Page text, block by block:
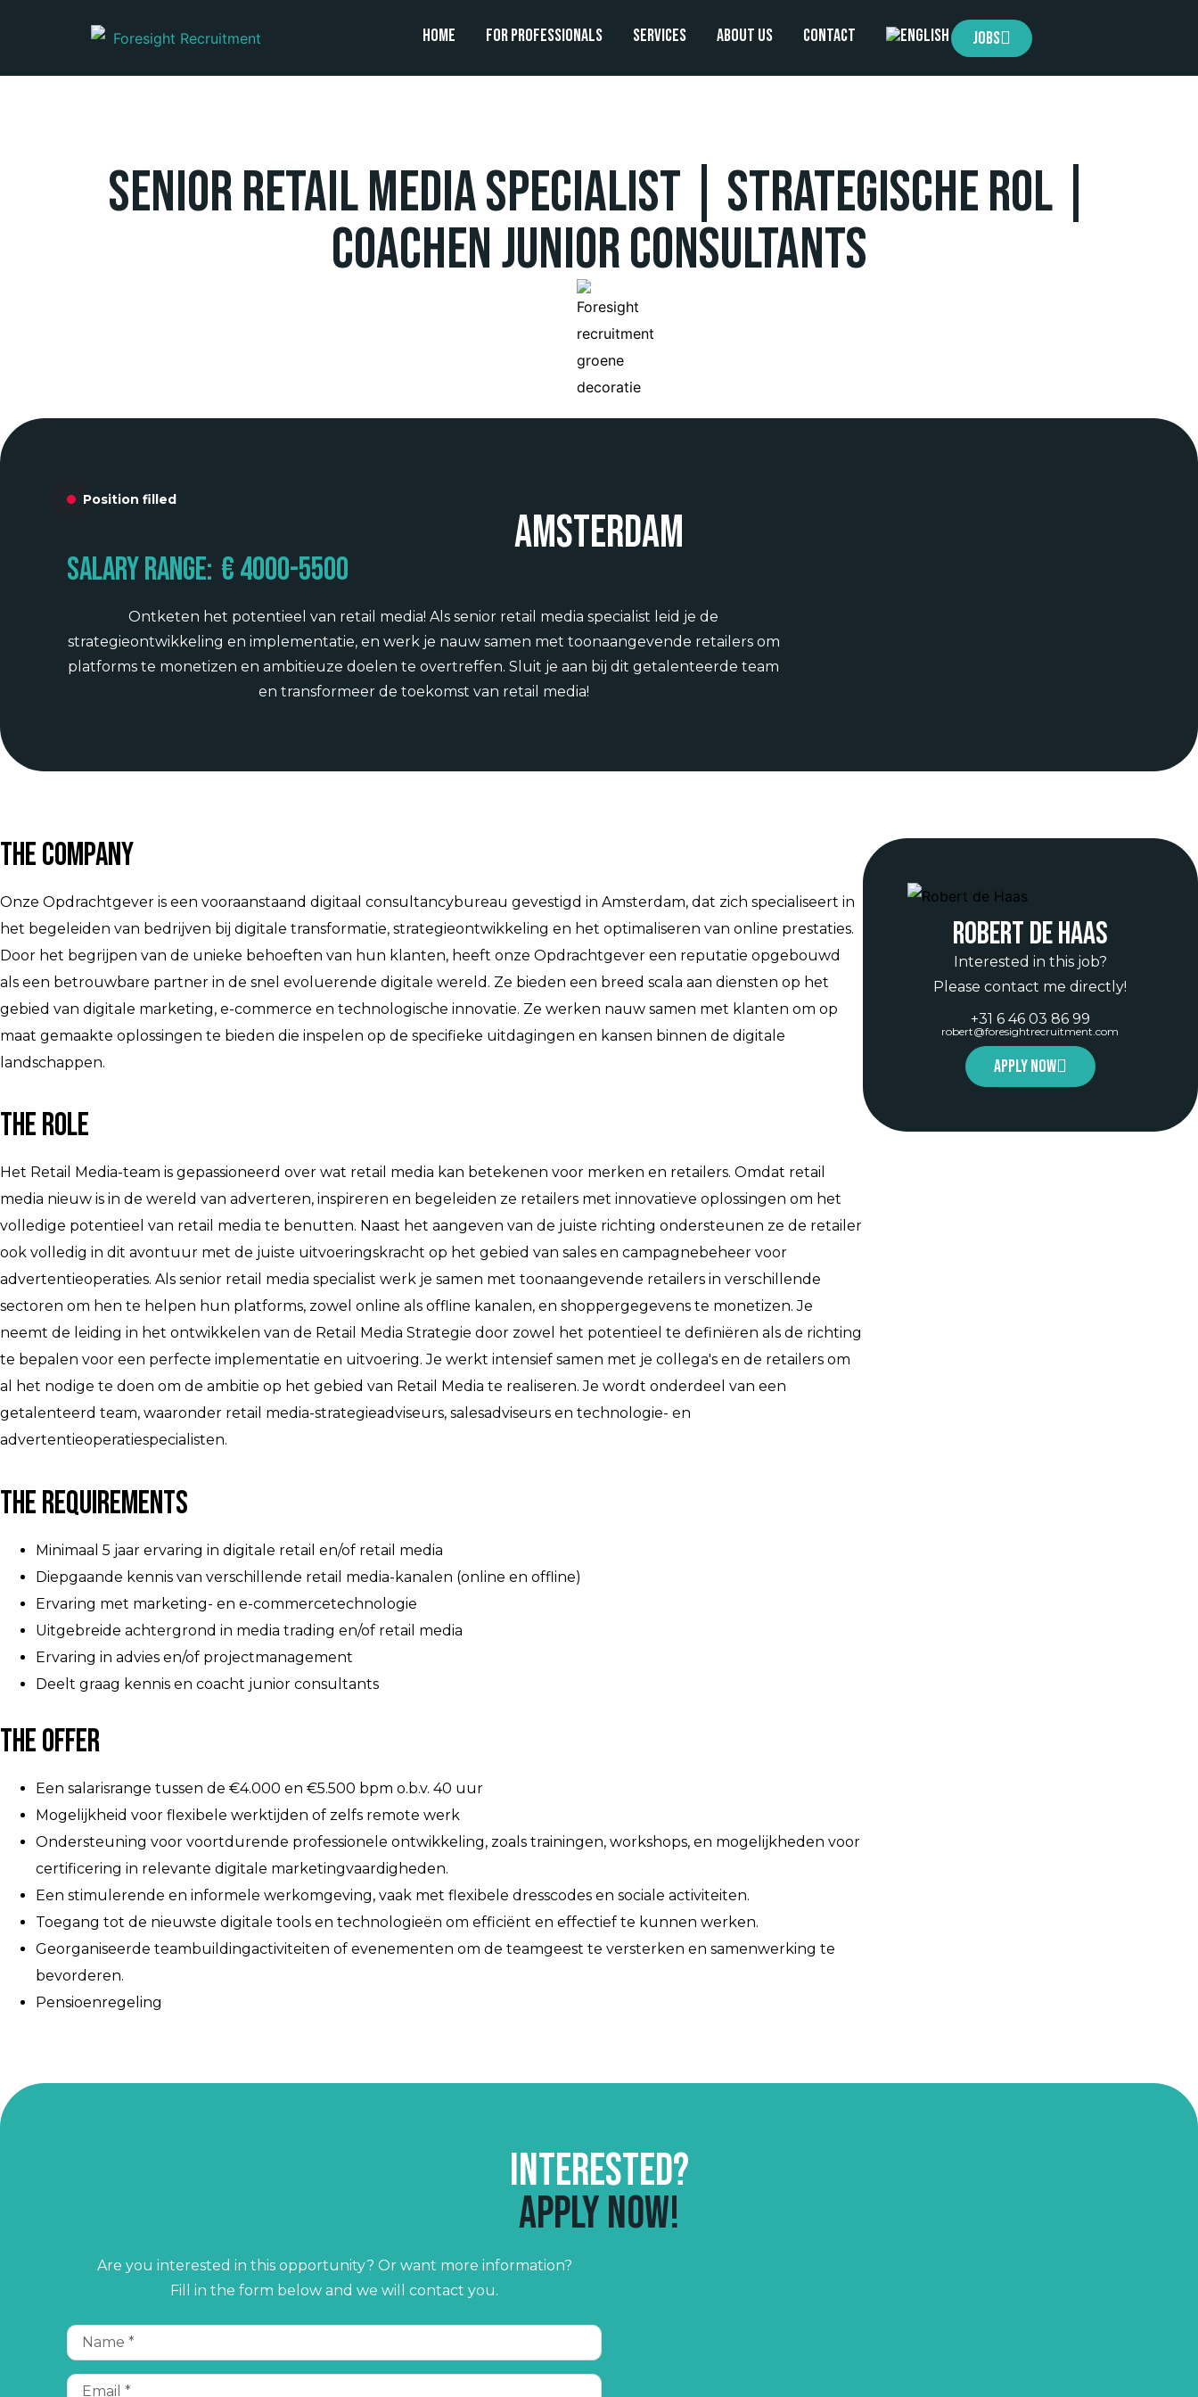
Home For professionals Services About us Contact Jobs
Senior Retail Media Specialist | Strategische rol |
Coachen Junior Consultants
Position filled
Amsterdam
Salary range: € 4000-5500
Ontketen het potentieel van retail media! Als senior retail media specialist leid je de
strategieontwikkeling en implementatie, en werk je nauw samen met toonaangevende retailers om
platforms te monetizen en ambitieuze doelen te overtreffen. Sluit je aan bij dit getalenteerde team
en transformeer de toekomst van retail media!
The Company
Onze Opdrachtgever is een vooraanstaand digitaal consultancybureau gevestigd in Amsterdam, dat zich specialiseert in
het begeleiden van bedrijven bij digitale transformatie, strategieontwikkeling en het optimaliseren van online prestaties.
Door het begrijpen van de unieke behoeften van hun klanten, heeft onze Opdrachtgever een reputatie opgebouwd
als een betrouwbare partner in de snel evoluerende digitale wereld. Ze bieden een breed scala aan diensten op het
gebied van digitale marketing, e-commerce en technologische innovatie. Ze werken nauw samen met klanten om op
maat gemaakte oplossingen te bieden die inspelen op de specifieke uitdagingen en kansen binnen de digitale
landschappen.
The Role
Het Retail Media-team is gepassioneerd over wat retail media kan betekenen voor merken en retailers. Omdat retail
media nieuw is in de wereld van adverteren, inspireren en begeleiden ze retailers met innovatieve oplossingen om het
volledige potentieel van retail media te benutten. Naast het aangeven van de juiste richting ondersteunen ze de retailer
ook volledig in dit avontuur met de juiste uitvoeringskracht op het gebied van sales en campagnebeheer voor
advertentieoperaties. Als senior retail media specialist werk je samen met toonaangevende retailers in verschillende
sectoren om hen te helpen hun platforms, zowel online als offline kanalen, en shoppergegevens te monetizen. Je
neemt de leiding in het ontwikkelen van de Retail Media Strategie door zowel het potentieel te definiëren als de richting
te bepalen voor een perfecte implementatie en uitvoering. Je werkt intensief samen met je collega's en de retailers om
al het nodige te doen om de ambitie op het gebied van Retail Media te realiseren. Je wordt onderdeel van een
getalenteerd team, waaronder retail media-strategieadviseurs, salesadviseurs en technologie- en
advertentieoperatiespecialisten.
The Requirements
Minimaal 5 jaar ervaring in digitale retail en/of retail media
Diepgaande kennis van verschillende retail media-kanalen (online en offline)
Ervaring met marketing- en e-commercetechnologie
Uitgebreide achtergrond in media trading en/of retail media
Ervaring in advies en/of projectmanagement
Deelt graag kennis en coacht junior consultants
The Offer
Een salarisrange tussen de €4.000 en €5.500 bpm o.b.v. 40 uur
Mogelijkheid voor flexibele werktijden of zelfs remote werk
Ondersteuning voor voortdurende professionele ontwikkeling, zoals trainingen, workshops, en mogelijkheden voor
certificering in relevante digitale marketingvaardigheden.
Een stimulerende en informele werkomgeving, vaak met flexibele dresscodes en sociale activiteiten.
Toegang tot de nieuwste digitale tools en technologieën om efficiënt en effectief te kunnen werken.
Georganiseerde teambuildingactiviteiten of evenementen om de teamgeest te versterken en samenwerking te
bevorderen.
Pensioenregeling
Robert de Haas
Interested in this job?
Please contact me directly!
+31 6 46 03 86 99
robert@foresightrecruitment.com
Apply now
Interested?
Apply now!
Are you interested in this opportunity? Or want more information?
Fill in the form below and we will contact you.